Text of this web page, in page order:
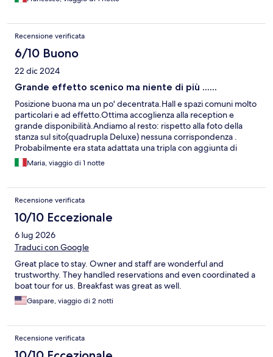
un buffet ogni uno prenderebbe ciò che desidera. Potreste
casarecce, uova strapazzate piuttosto che solo sode ecc. Vorrei
che prendeste questa recensione più come consiglio e non
come critica perché per il resto tutto bello!
Recensione verificata
6/10 Buono
22 dic 2024
Grande effetto scenico ma niente di più ......
Posizione buona ma un po' decentrata.Hall e spazi comuni molto
particolari e ad effetto.Ottima accoglienza alla reception e
grande disponibilità.Andiamo al resto: rispetto alla foto della
stanza sul sito(quadrupla Deluxe) nessuna corrispondenza .
Probabilmente era stata adattata una tripla con aggiunta di
lettino.L'insieme pur con tanti dettagli risulta trasandato e
fattiscente ad esempio la testata di uno dei lettini(l'altro non ne
muro....Non era sporco ma niente che desse l'idea di freschezza
e pulizia.Per il prezzo pagato dotazioni minime ,niente cuffiette
doccia, niente salviettine; carta igienica da posare sul bidet
mancando il porta rotolo.Colazione buona.Punto di forza la loro
cortesia
Maria, viaggio di 1 notte
Recensione verificata
10/10 Eccezionale
6 lug 2026
Traduci con Google
Great place to stay. Owner and staff are wonderful and
trustworthy. They handled reservations and even coordinated a
boat tour for us. Breakfast was great as well.
Gaspare, viaggio di 2 notti
Recensione verificata